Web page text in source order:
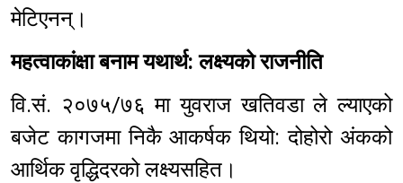
मेटिएनन्।
महत्वाकांक्षा बनाम यथार्थ: लक्ष्यको राजनीति
वि.सं. २०७५/७६ मा युवराज खतिवडा ले ल्याएको
बजेट कागजमा निकै आकर्षक थियो: दोहोरो अंकको
आर्थिक वृद्धिदरको लक्ष्यसहित।